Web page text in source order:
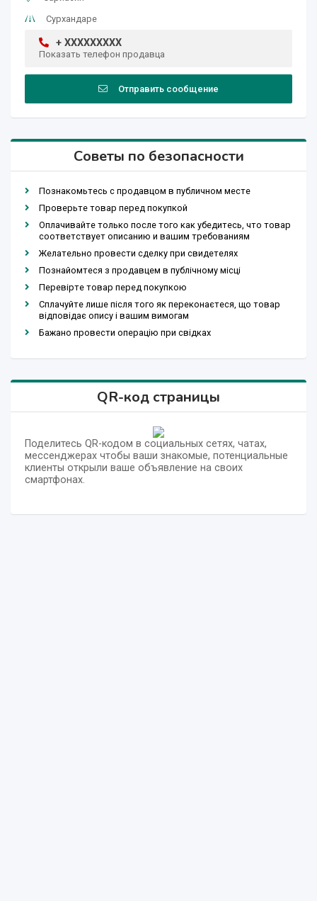
Сурхандаре
+ XXXXXXXXX
Показать телефон продавца
Отправить сообщение
Советы по безопасности
Познакомьтесь с продавцом в публичном месте
Проверьте товар перед покупкой
Оплачивайте только после того как убедитесь, что товар
соответствует описанию и вашим требованиям
Желательно провести сделку при свидетелях
Познайомтеся з продавцем в публічному місці
Перевірте товар перед покупкою
Сплачуйте лише після того як переконаєтеся, що товар
відповідає опису і вашим вимогам
Бажано провести операцію при свідках
QR-код страницы
Поделитесь QR-кодом в социальных сетях, чатах,
мессенджерах чтобы ваши знакомые, потенциальные
клиенты открыли ваше объявление на своих
смартфонах.